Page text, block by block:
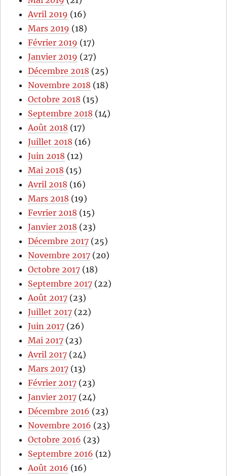
Avril 2019 (16)
Mars 2019 (18)
Février 2019 (17)
Janvier 2019 (27)
Décembre 2018 (25)
Novembre 2018 (18)
Octobre 2018 (15)
Septembre 2018 (14)
Août 2018 (17)
Juillet 2018 (16)
Juin 2018 (12)
Mai 2018 (15)
Avril 2018 (16)
Mars 2018 (19)
Fevrier 2018 (15)
Janvier 2018 (23)
Décembre 2017 (25)
Novembre 2017 (20)
Octobre 2017 (18)
Septembre 2017 (22)
Août 2017 (23)
Juillet 2017 (22)
Juin 2017 (26)
Mai 2017 (23)
Avril 2017 (24)
Mars 2017 (13)
Février 2017 (23)
Janvier 2017 (24)
Décembre 2016 (23)
Novembre 2016 (23)
Octobre 2016 (23)
Septembre 2016 (12)
Août 2016 (16)